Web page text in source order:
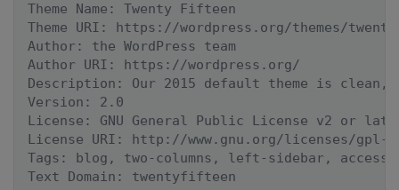
Theme Name: Twenty Fifteen
Theme URI: https://wordpress.org/themes/
Author: the WordPress team
Author URI: https://wordpress.org/
Description: Our 2015 default theme is
Version: 2.0
License: GNU General Public License v2 or
License URI: http://www.gnu.org/licenses/gpl-
Tags: blog, two-columns, left-sidebar,
Text Domain: twentyfifteen